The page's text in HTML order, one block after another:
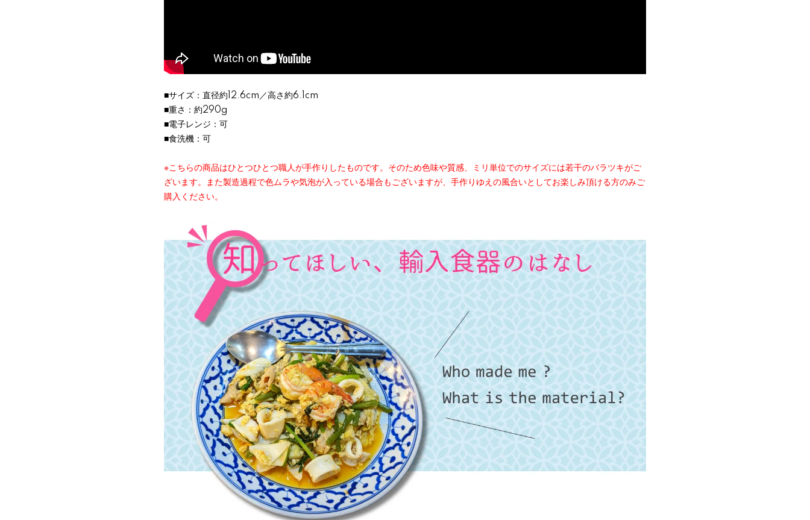
■サイズ：直径約12.6cm／高さ約6.1cm
■重さ：約290g
■電子レンジ：可
■食洗機：可
※こちらの商品はひとつひとつ職人が手作りしたものです。そのため色味や質感、ミリ単位でのサイズには若干のバラツキがご
ざいます。また製造過程で色ムラや気泡が入っている場合もございますが、手作りゆえの風合いとしてお楽しみ頂ける方のみご
購入ください。